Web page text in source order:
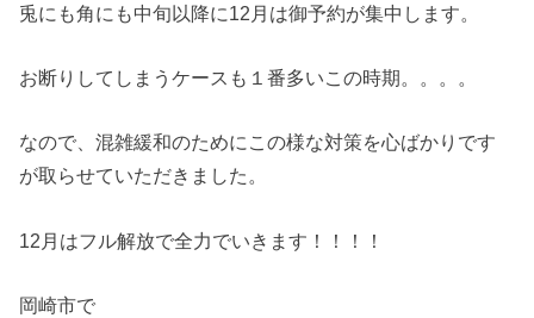
兎にも角にも中旬以降に12月は御予約が集中します。
お断りしてしまうケースも１番多いこの時期。。。。
なので、混雑緩和のためにこの様な対策を心ばかりです
が取らせていただきました。
12月はフル解放で全力でいきます！！！！
岡崎市で